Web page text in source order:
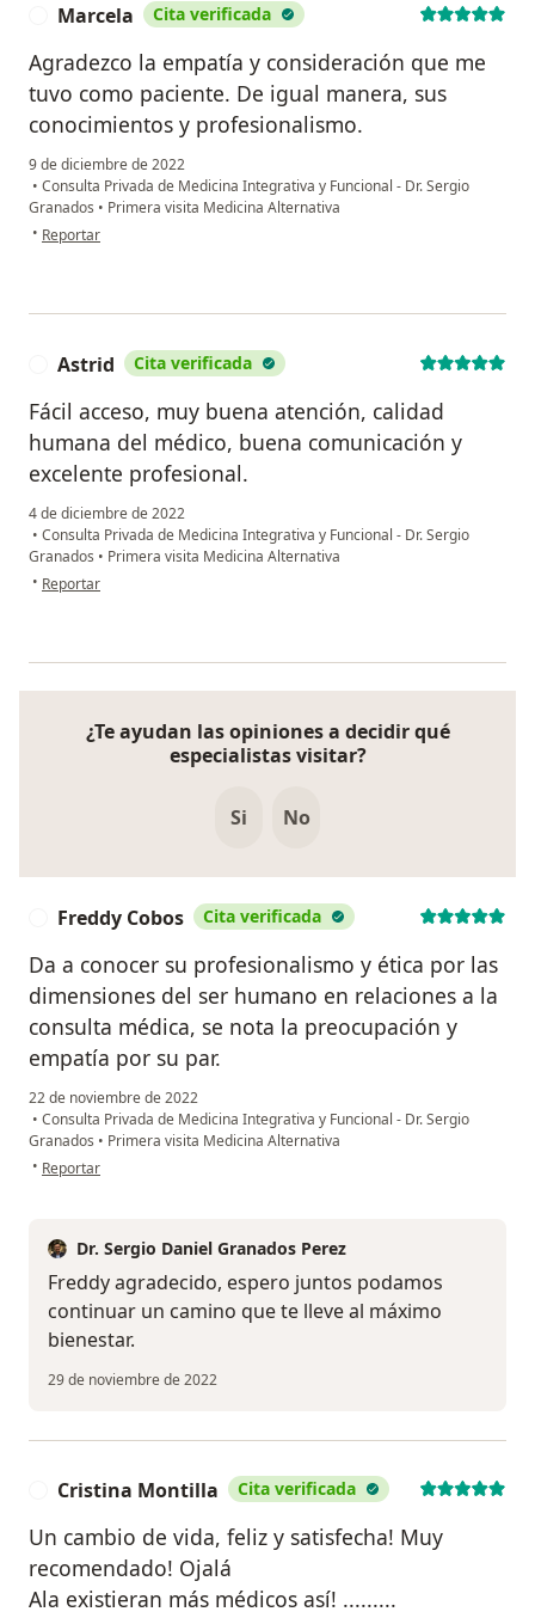
Marcela Cita verificada
Agradezco la empatía y consideración que me
tuvo como paciente. De igual manera, sus
conocimientos y profesionalismo.
9 de diciembre de 2022
• Consulta Privada de Medicina Integrativa y Funcional - Dr. Sergio
Granados • Primera visita Medicina Alternativa
• en opinión del usuario Marcela
Reportar
Astrid Cita verificada
Fácil acceso, muy buena atención, calidad
humana del médico, buena comunicación y
excelente profesional.
4 de diciembre de 2022
• Consulta Privada de Medicina Integrativa y Funcional - Dr. Sergio
Granados • Primera visita Medicina Alternativa
• en opinión del usuario Astrid
Reportar
¿Te ayudan las opiniones a decidir qué
especialistas visitar?
Si No
Freddy Cobos Cita verificada
Da a conocer su profesionalismo y ética por las
dimensiones del ser humano en relaciones a la
consulta médica, se nota la preocupación y
empatía por su par.
22 de noviembre de 2022
• Consulta Privada de Medicina Integrativa y Funcional - Dr. Sergio
Granados • Primera visita Medicina Alternativa
• en opinión del usuario Freddy Cobos
Reportar
Dr. Sergio Daniel Granados Perez
Freddy agradecido, espero juntos podamos
continuar un camino que te lleve al máximo
bienestar.
29 de noviembre de 2022
Cristina Montilla Cita verificada
Un cambio de vida, feliz y satisfecha! Muy
recomendado! Ojalá
Ala existieran más médicos así! .........